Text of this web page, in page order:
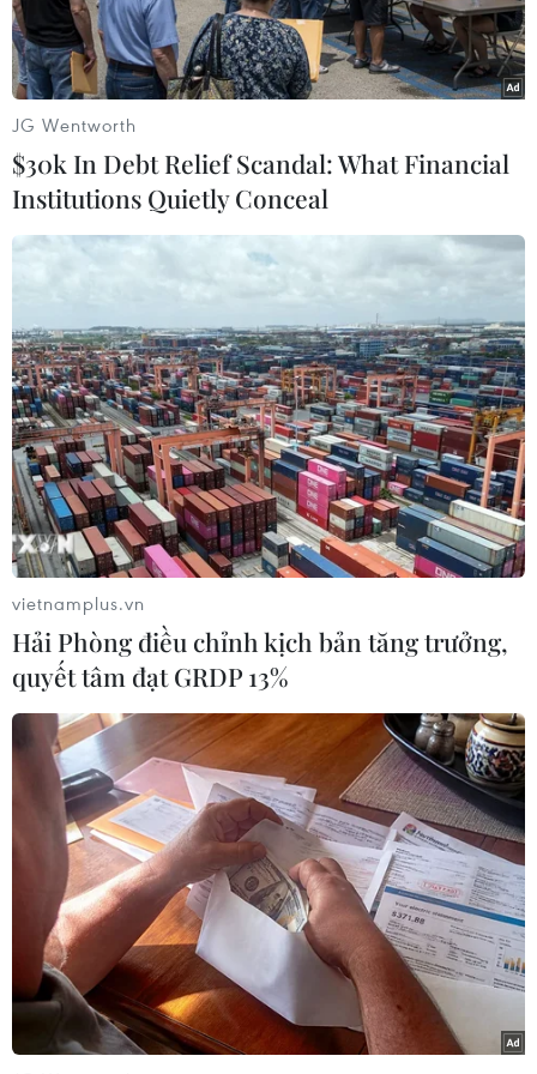
Thủ tướng Nhật Bản Shinzo Abe. (Ảnh: Kyodo/TTXVN)
Chính quyền của Thủ tướng Nhật Bản Shinzo
Abe đang phải đối mặt với áp lực mới sau khi
bê bối mua bán đất công tiếp tục khiến tỷ lệ ủng
hộ chính phủ và cá nhân ông Abe lao dốc trong
khi hàng nghìn người tuần hành yêu cầu nhà
lãnh đạo này từ chức.
Một cuộc thăm dò do nhật báo Asahi Shimbun
tiến hành và công bố ngày 16/4 cho thấy tỷ lệ
phản đối Thủ tướng Abe là 52%, cao hơn so với
con số 48% trong tháng trước, trong khi tỷ lệ
ủng hộ chỉ ở mức 31%.
Trong khi đó, theo kết quả khảo sát do hãng tin
Kyodo tiến hành cuối tuần qua, tỷ lệ ủng hộ nhà
lãnh đạo Nhật Bản đã giảm 5,4% xuống 37%,
mức thấp kỷ lục thứ 2 kể từ khi ông lên nắm
quyền năm 2012. Ngày 14/4 vừa qua, hàng
nghìn người đã xuống đường tuần hành trước
tòa nhà Quốc hội, kêu gọi ông Abe từ chức.
JG Wentworth
$30k In Debt Relief Scandal: What Financial
Institutions Quietly Conceal
vietnamplus.vn
Hải Phòng điều chỉnh kịch bản tăng trưởng,
quyết tâm đạt GRDP 13%